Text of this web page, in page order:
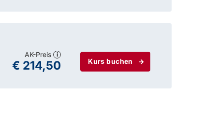
Kurs buchen
AK-Preis i
€ 214,50